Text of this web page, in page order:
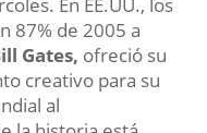
87% de 2005 a
Gates, ofreció su
creativo para su
al